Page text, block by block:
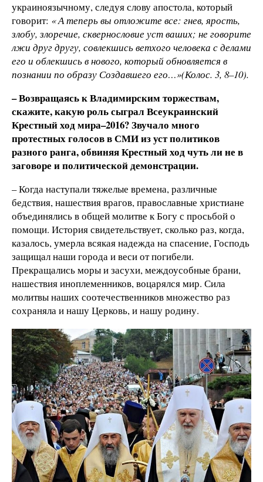
украиноязычному, следуя слову апостола, который
говорит: «А теперь вы отложите все: гнев, ярость,
злобу, злоречие, сквернословие уст ваших; не говорите
лжи друг другу, совлекшись ветхого человека с делами
его и облекшись в нового, который обновляется в
познании по образу Создавшего его…»(Колос. 3, 8–10).
– Возвращаясь к Владимирским торжествам,
скажите, какую роль сыграл Всеукраинский
Крестный ход мира–2016? Звучало много
протестных голосов в СМИ из уст политиков
разного ранга, обвиняя Крестный ход чуть ли не в
заговоре и политической демонстрации.
– Когда наступали тяжелые времена, различные
бедствия, нашествия врагов, православные христиане
объединялись в общей молитве к Богу с просьбой о
помощи. История свидетельствует, сколько раз, когда,
казалось, умерла всякая надежда на спасение, Господь
защищал наши города и веси от погибели.
Прекращались моры и засухи, междоусобные брани,
нашествия иноплеменников, воцарялся мир. Сила
молитвы наших соотечественников множество раз
сохраняла и нашу Церковь, и нашу родину.